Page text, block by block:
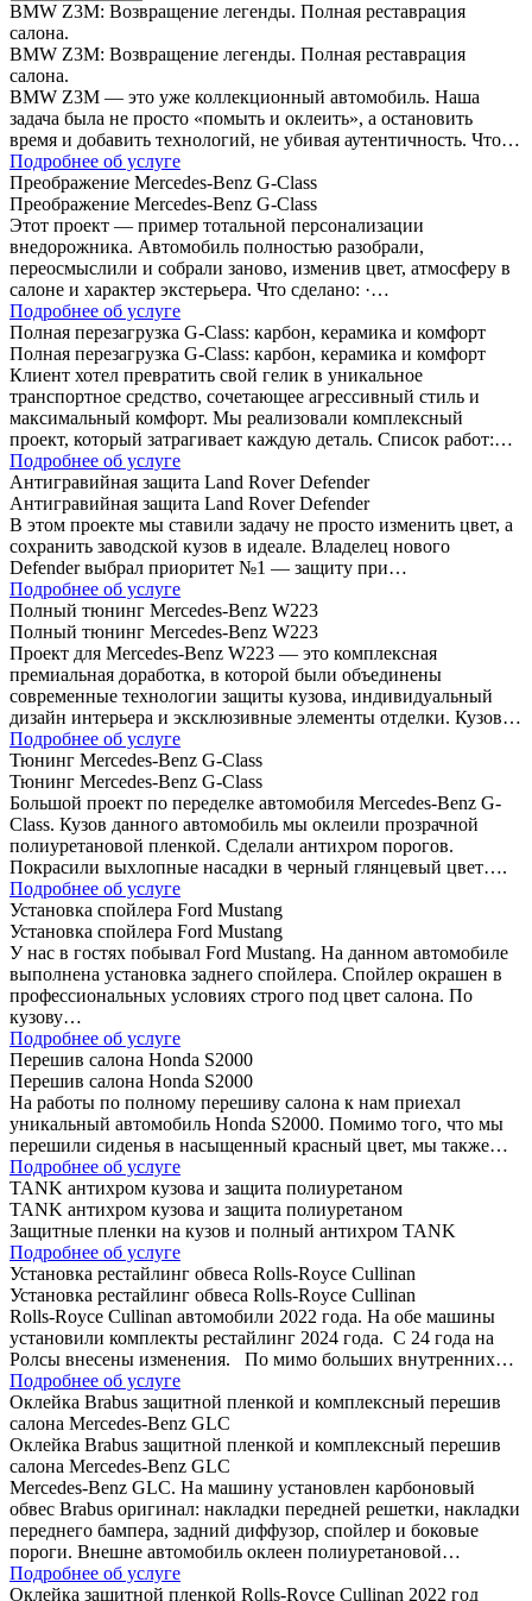
BMW Z3M: Возвращение легенды. Полная реставрация
салона.
BMW Z3M: Возвращение легенды. Полная реставрация
салона.
BMW Z3M — это уже коллекционный автомобиль. Наша
задача была не просто «помыть и оклеить», а остановить
время и добавить технологий, не убивая аутентичность. Что…
Подробнее об услуге
Преображение Mercedes-Benz G-Class
Преображение Mercedes-Benz G-Class
Этот проект — пример тотальной персонализации
внедорожника. Автомобиль полностью разобрали,
переосмыслили и собрали заново, изменив цвет, атмосферу в
салоне и характер экстерьера. Что сделано: ·…
Подробнее об услуге
Полная перезагрузка G-Class: карбон, керамика и комфорт
Полная перезагрузка G-Class: карбон, керамика и комфорт
Клиент хотел превратить свой гелик в уникальное
транспортное средство, сочетающее агрессивный стиль и
максимальный комфорт. Мы реализовали комплексный
проект, который затрагивает каждую деталь. Список работ:…
Подробнее об услуге
Антигравийная защита Land Rover Defender
Антигравийная защита Land Rover Defender
В этом проекте мы ставили задачу не просто изменить цвет, а
сохранить заводской кузов в идеале. Владелец нового
Defender выбрал приоритет №1 — защиту при…
Подробнее об услуге
Полный тюнинг Mercedes-Benz W223
Полный тюнинг Mercedes-Benz W223
Проект для Mercedes-Benz W223 — это комплексная
премиальная доработка, в которой были объединены
современные технологии защиты кузова, индивидуальный
дизайн интерьера и эксклюзивные элементы отделки. Кузов…
Подробнее об услуге
Тюнинг Mercedes-Benz G-Class
Тюнинг Mercedes-Benz G-Class
Большой проект по переделке автомобиля Mercedes-Benz G-
Class. Кузов данного автомобиль мы оклеили прозрачной
полиуретановой пленкой. Сделали антихром порогов.
Покрасили выхлопные насадки в черный глянцевый цвет….
Подробнее об услуге
Установка спойлера Ford Mustang
Установка спойлера Ford Mustang
У нас в гостях побывал Ford Mustang. На данном автомобиле
выполнена установка заднего спойлера. Спойлер окрашен в
профессиональных условиях строго под цвет салона. По
кузову…
Подробнее об услуге
Перешив салона Honda S2000
Перешив салона Honda S2000
На работы по полному перешиву салона к нам приехал
уникальный автомобиль Honda S2000. Помимо того, что мы
перешили сиденья в насыщенный красный цвет, мы также…
Подробнее об услуге
TANK антихром кузова и защита полиуретаном
TANK антихром кузова и защита полиуретаном
Защитные пленки на кузов и полный антихром TANK
Подробнее об услуге
Установка рестайлинг обвеса Rolls-Royce Cullinan
Установка рестайлинг обвеса Rolls-Royce Cullinan
Rolls-Royce Cullinan автомобили 2022 года. На обе машины
установили комплекты рестайлинг 2024 года. C 24 года на
Ролсы внесены изменения. По мимо больших внутренних…
Подробнее об услуге
Оклейка Brabus защитной пленкой и комплексный перешив
салона Mercedes-Benz GLC
Оклейка Brabus защитной пленкой и комплексный перешив
салона Mercedes-Benz GLC
Mercedes-Benz GLC. На машину установлен карбоновый
обвес Brabus оригинал: накладки передней решетки, накладки
переднего бампера, задний диффузор, спойлер и боковые
пороги. Внешне автомобиль оклеен полиуретановой…
Подробнее об услуге
Оклейка защитной пленкой Rolls-Royce Cullinan 2022 год